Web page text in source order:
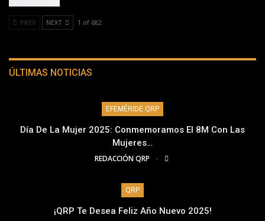
PREV NEXT 1 of 682
ÚLTIMAS NOTICIAS
EFEMÉRIDE QRP
Día De La Mujer 2025: Conmemoramos El 8M Con Las
Mujeres…
REDACCIÓN QRP
QRP
¡QRP Te Desea Feliz Año Nuevo 2025!